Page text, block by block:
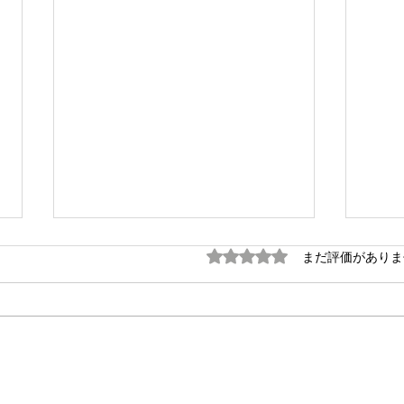
5つ星のうち0と評価されて
まだ評価があり